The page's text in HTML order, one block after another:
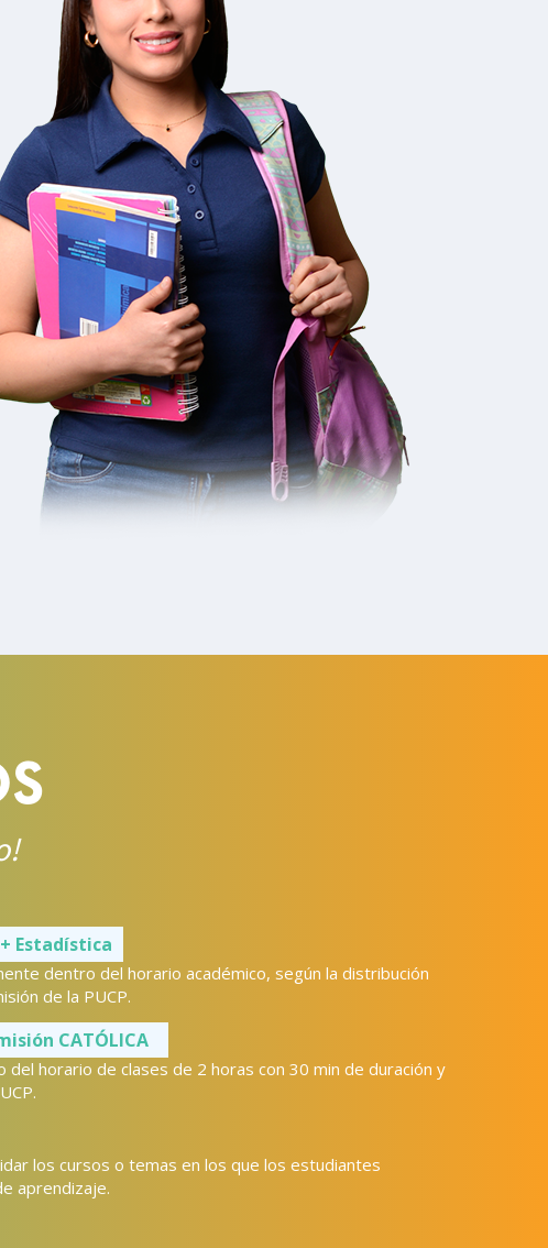
Estadística
dentro del horario académico, según la distribución
de la PUCP.
CATÓLICA
del horario de clases de 2 horas con 30 min de duración y
los cursos o temas en los que los estudiantes
aprendizaje.